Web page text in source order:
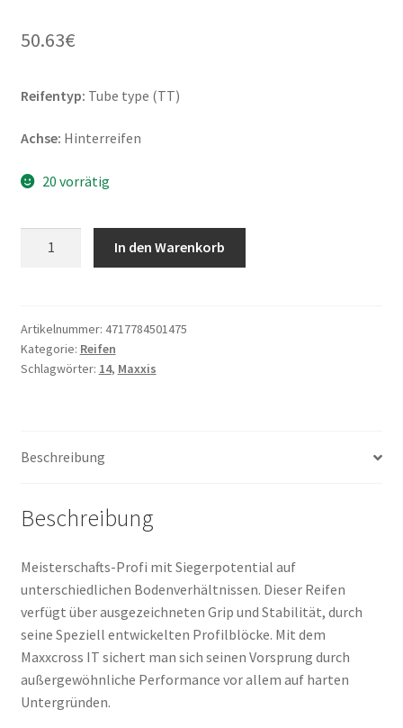
50.63€
Reifentyp: Tube type (TT)
Achse: Hinterreifen
20 vorrätig
-
14
49M
In den Warenkorb
Artikelnummer: 4717784501475
Kategorie: Reifen
Schlagwörter: 14, Maxxis
Beschreibung
Beschreibung
Meisterschafts-Profi mit Siegerpotential auf
unterschiedlichen Bodenverhältnissen. Dieser Reifen
verfügt über ausgezeichneten Grip und Stabilität, durch
seine Speziell entwickelten Profilblöcke. Mit dem
Maxxcross IT sichert man sich seinen Vorsprung durch
außergewöhnliche Performance vor allem auf harten
Untergründen.